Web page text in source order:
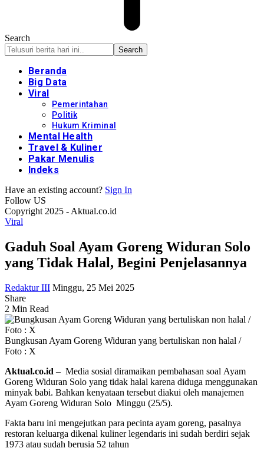
Search
Beranda
Big Data
Viral
Pemerintahan
Politik
Hukum Kriminal
Mental Health
Travel & Kuliner
Pakar Menulis
Indeks
Have an existing account? Sign In
Follow US
Copyright 2025 - Aktual.co.id
Viral
Gaduh Soal Ayam Goreng Widuran Solo
yang Tidak Halal, Begini Penjelasannya
Redaktur III Minggu, 25 Mei 2025
Share
2 Min Read
Bungkusan Ayam Goreng Widuran yang bertuliskan non halal /
Foto : X
Aktual.co.id – Media sosial diramaikan pembahasan soal Ayam
Goreng Widuran Solo yang tidak halal karena diduga menggunakan
minyak babi. Bahkan kenyataan tersebut diakui oleh manajemen
Ayam Goreng Widuran Solo Minggu (25/5).
Fakta baru ini mengejutkan para pecinta ayam goreng, pasalnya
restoran keluarga dikenal kuliner legendaris ini sudah berdiri sejak
1973 atau sudah berusia 52 tahun